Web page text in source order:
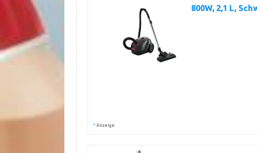
800W, 2,1 L,
* Anzeige